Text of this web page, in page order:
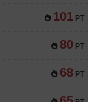
101 PT
80 PT
68 PT